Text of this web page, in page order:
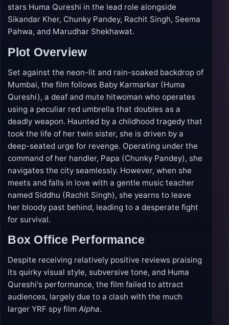
stars Huma Qureshi in the lead role alongside
Sikandar Kher, Chunky Pandey, Rachit Singh, Seema
Pahwa, and Marudhar Shekhawat.
Plot Overview
Set against the neon-lit and rain-soaked backdrop of
Mumbai, the film follows Baby Karmarkar (Huma
Qureshi), a deaf and mute hitwoman who operates
using a peculiar red umbrella that doubles as a
deadly weapon. Haunted by a childhood tragedy that
took the life of her twin sister, she is driven by a
deep-seated urge for revenge. Operating under the
command of her handler, Papa (Chunky Pandey), she
navigates the city seamlessly. However, when she
meets and falls in love with a gentle music teacher
named Siddhu (Rachit Singh), she yearns to leave
her bloody past behind, leading to a desperate fight
for survival.
Box Office Performance
Despite receiving relatively positive reviews praising
its quirky visual style, subversive tone, and Huma
Qureshi's performance, the film failed to attract
audiences, largely due to a clash with the much
larger YRF spy filmAlpha.